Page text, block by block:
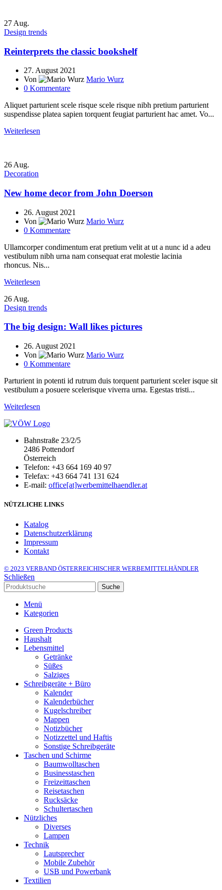
27 Aug.
Design trends
Reinterprets the classic bookshelf
27. August 2021
Von
Mario Wurz
0 Kommentare
Aliquet parturient scele risque scele risque nibh pretium parturient
suspendisse platea sapien torquent feugiat parturient hac amet. Vo...
Weiterlesen
26 Aug.
Decoration
New home decor from John Doerson
26. August 2021
Von
Mario Wurz
0 Kommentare
Ullamcorper condimentum erat pretium velit at ut a nunc id a adeu
vestibulum nibh urna nam consequat erat molestie lacinia
rhoncus. Nis...
Weiterlesen
26 Aug.
Design trends
The big design: Wall likes pictures
26. August 2021
Von
Mario Wurz
0 Kommentare
Parturient in potenti id rutrum duis torquent parturient sceler isque sit
vestibulum a posuere scelerisque viverra urna. Egestas tristi...
Weiterlesen
Bahnstraße 23/2/5
2486 Pottendorf
Österreich
Telefon: +43 664 169 40 97
Telefax: +43 664 741 131 624
E-mail: office[at]werbemittelhaendler.at
NÜTZLICHE LINKS
Katalog
Datenschutzerklärung
Impressum
Kontakt
© 2023 VERBAND ÖSTERREICHISCHER WERBEMITTELHÄNDLER
Schließen
Suche
Menü
Kategorien
Green Products
Haushalt
Lebensmittel
Getränke
Süßes
Salziges
Schreibgeräte + Büro
Kalender
Kalenderbücher
Kugelschreiber
Mappen
Notizbücher
Notizzettel und Haftis
Sonstige Schreibgeräte
Taschen und Schirme
Baumwolltaschen
Businesstaschen
Freizeittaschen
Reisetaschen
Rucksäcke
Schultertaschen
Nützliches
Diverses
Lampen
Technik
Lautsprecher
Mobile Zubehör
USB und Powerbank
Textilien